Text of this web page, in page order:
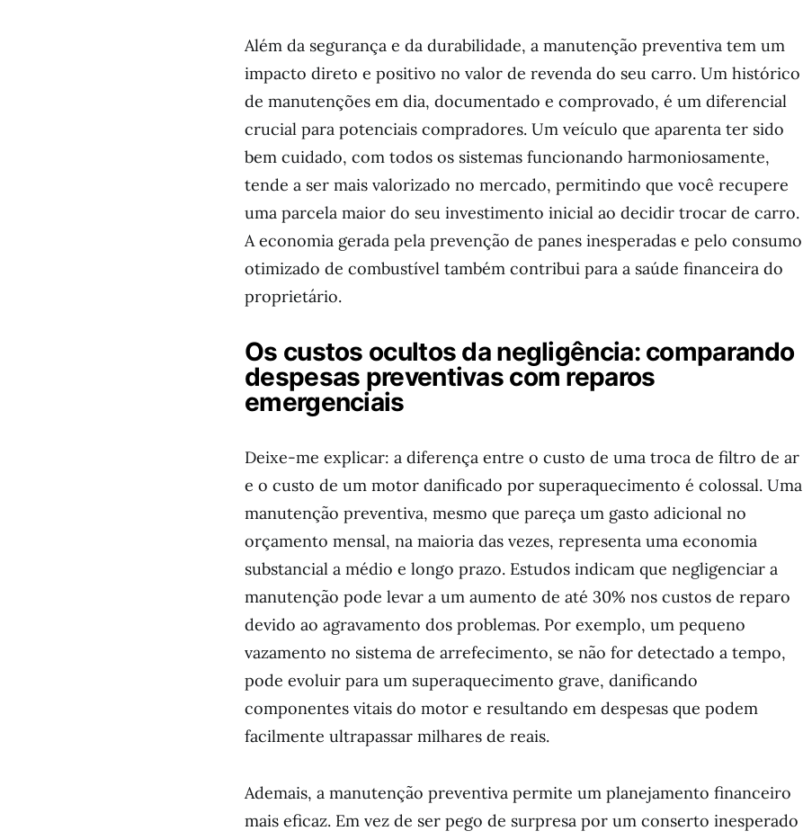
Além da segurança e da durabilidade, a manutenção preventiva tem um
impacto direto e positivo no valor de revenda do seu carro. Um histórico
de manutenções em dia, documentado e comprovado, é um diferencial
crucial para potenciais compradores. Um veículo que aparenta ter sido
bem cuidado, com todos os sistemas funcionando harmoniosamente,
tende a ser mais valorizado no mercado, permitindo que você recupere
uma parcela maior do seu investimento inicial ao decidir trocar de carro.
A economia gerada pela prevenção de panes inesperadas e pelo consumo
otimizado de combustível também contribui para a saúde financeira do
proprietário.
Os custos ocultos da negligência: comparando
despesas preventivas com reparos
emergenciais
Deixe-me explicar: a diferença entre o custo de uma troca de filtro de ar
e o custo de um motor danificado por superaquecimento é colossal. Uma
manutenção preventiva, mesmo que pareça um gasto adicional no
orçamento mensal, na maioria das vezes, representa uma economia
substancial a médio e longo prazo. Estudos indicam que negligenciar a
manutenção pode levar a um aumento de até 30% nos custos de reparo
devido ao agravamento dos problemas. Por exemplo, um pequeno
vazamento no sistema de arrefecimento, se não for detectado a tempo,
pode evoluir para um superaquecimento grave, danificando
componentes vitais do motor e resultando em despesas que podem
facilmente ultrapassar milhares de reais.
Ademais, a manutenção preventiva permite um planejamento financeiro
mais eficaz. Em vez de ser pego de surpresa por um conserto inesperado